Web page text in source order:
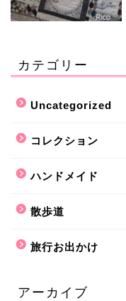
カテゴリー
Uncategorized
コレクション
ハンドメイド
散歩道
旅行お出かけ
アーカイブ